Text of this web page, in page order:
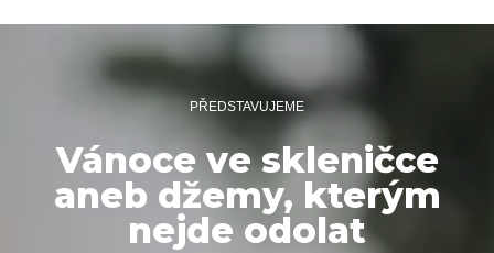
PŘEDSTAVUJEME
Vánoce ve skleničce
aneb džemy, kterým
nejde odolat